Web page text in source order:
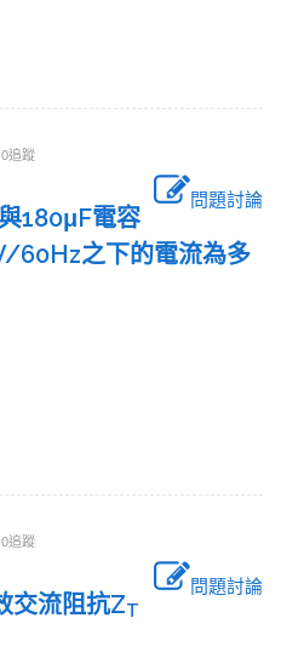
0追蹤
問題討論
180μF電容
60Hz之下的電流為多
0追蹤
問題討論
交流阻抗ZT